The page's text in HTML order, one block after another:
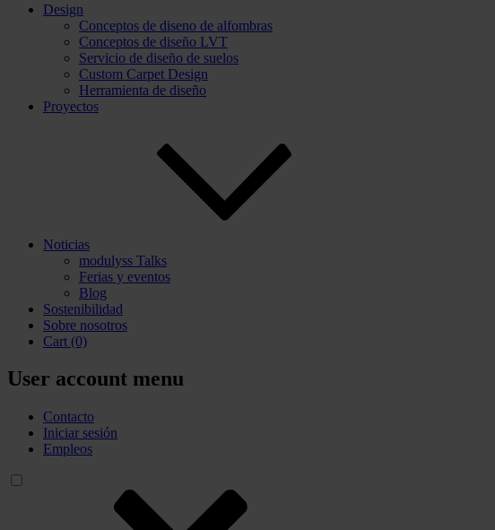
Design
Conceptos de diseno de alfombras
Conceptos de diseño LVT
Servicio de diseño de suelos
Custom Carpet Design
Herramienta de diseño
Proyectos
Noticias
modulyss Talks
Ferias y eventos
Blog
Sostenibilidad
Sobre nosotros
Cart (0)
User account menu
Contacto
Iniciar sesión
Empleos